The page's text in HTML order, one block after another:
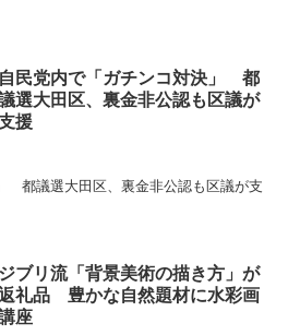
自民党内で「ガチンコ対決」 都
選大田区、裏金非公認も区議が
援
都議選大田区、裏金非公認も区議が支
ジブリ流「背景美術の描き方」が
礼品 豊かな自然題材に水彩画
座